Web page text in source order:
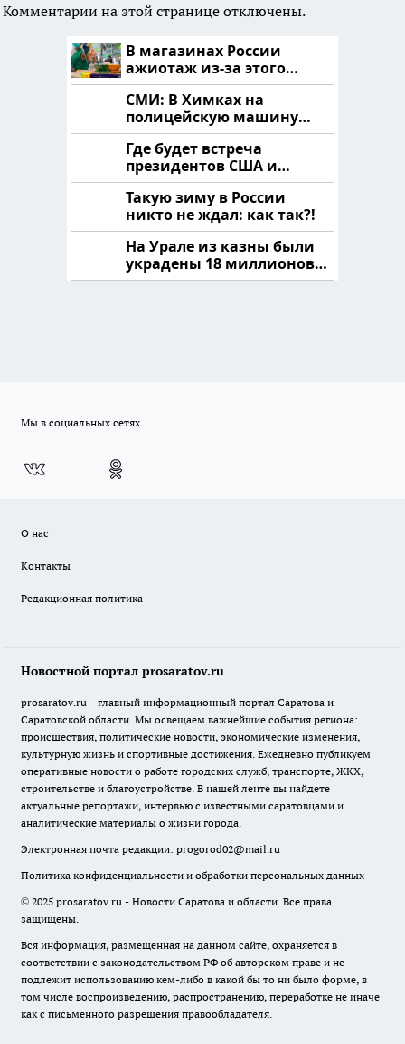
Комментарии на этой странице отключены.
В магазинах России
ажиотаж из-за этого
продукта: что купить?
СМИ: В Химках на
полицейскую машину
напали и подожгли.
Где будет встреча
президентов США и
России: Европа?
Такую зиму в России
никто не ждал: как так?!
На Урале из казны были
украдены 18 миллионов
рублей
Мы в социальных сетях
О нас
Контакты
Редакционная политика
Новостной портал prosaratov.ru
prosaratov.ru – главный информационный портал Саратова и
Саратовской области. Мы освещаем важнейшие события региона:
происшествия, политические новости, экономические изменения,
культурную жизнь и спортивные достижения. Ежедневно публикуем
оперативные новости о работе городских служб, транспорте, ЖКХ,
строительстве и благоустройстве. В нашей ленте вы найдете
актуальные репортажи, интервью с известными саратовцами и
аналитические материалы о жизни города.
Электронная почта редакции: progorod02@mail.ru
Политика конфиденциальности и обработки персональных данных
© 2025 prosaratov.ru - Новости Саратова и области. Все права
защищены.
Вся информация, размещенная на данном сайте, охраняется в
соответствии с законодательством РФ об авторском праве и не
подлежит использованию кем-либо в какой бы то ни было форме, в
том числе воспроизведению, распространению, переработке не иначе
как с письменного разрешения правообладателя.